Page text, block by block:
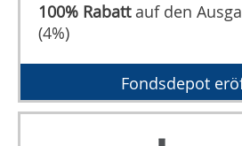
100% Rabattauf den
(4%)
Fondsdepot